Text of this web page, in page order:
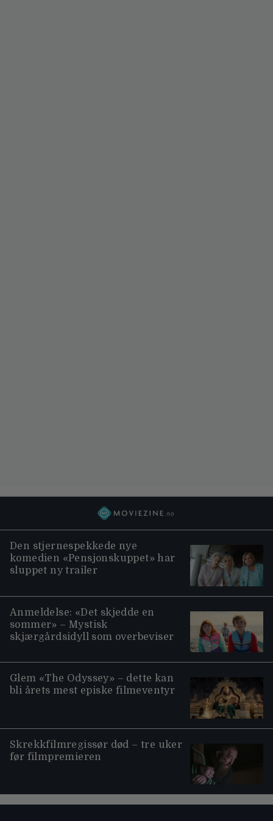
Den stjernespekkede nye
komedien «Pensjonskuppet» har
sluppet ny trailer
Anmeldelse: «Det skjedde en
sommer» – Mystisk
skjærgårdsidyll som overbeviser
Glem «The Odyssey» – dette kan
bli årets mest episke filmeventyr
Skrekkfilmregissør død – tre uker
før filmpremieren